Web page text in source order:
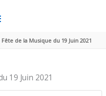
de la Musique du 19 Juin 2021
19 Juin 2021